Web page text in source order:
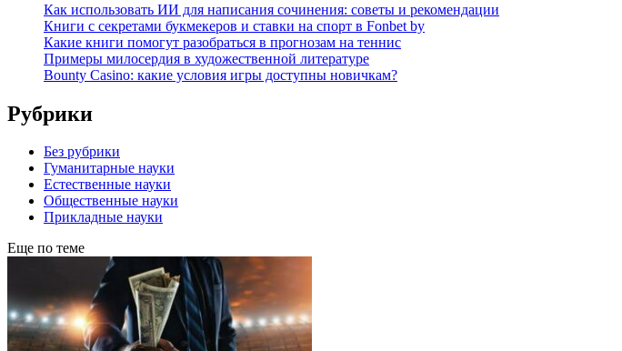
Как использовать ИИ для написания сочинения: советы и рекомендации
Книги с секретами букмекеров и ставки на спорт в Fonbet by
Какие книги помогут разобраться в прогнозам на теннис
Примеры милосердия в художественной литературе
Bounty Casino: какие условия игры доступны новичкам?
Рубрики
Без рубрики
Гуманитарные науки
Естественные науки
Общественные науки
Прикладные науки
Еще по теме